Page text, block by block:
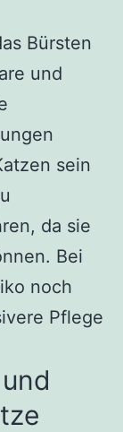
Bürsten
und
sein
da sie
Bei
noch
Pflege